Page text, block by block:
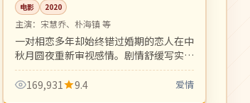
电影 2020
主演： 宋慧乔、朴海镇 等
一对相恋多年却始终错过婚期的恋人在中
秋月圆夜重新审视感情。剧情舒缓写实，
摄影细腻浪漫，是适合成熟观众的中秋档
爱情片。
169,931 9.4 爱情